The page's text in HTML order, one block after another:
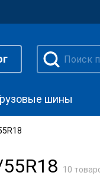
шины
10